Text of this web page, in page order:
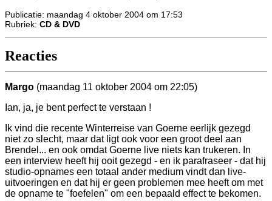
Publicatie: maandag 4 oktober 2004 om 17:53
Rubriek: CD & DVD
Reacties
Margo (maandag 11 oktober 2004 om 22:05)
Ian, ja, je bent perfect te verstaan !
Ik vind die recente Winterreise van Goerne eerlijk gezegd
niet zo slecht, maar dat ligt ook voor een groot deel aan
Brendel... en ook omdat Goerne live niets kan trukeren. In
een interview heeft hij ooit gezegd - en ik parafraseer - dat hij
studio-opnames een totaal ander medium vindt dan live-
uitvoeringen en dat hij er geen problemen mee heeft om met
de opname te "foefelen" om een bepaald effect te bekomen.